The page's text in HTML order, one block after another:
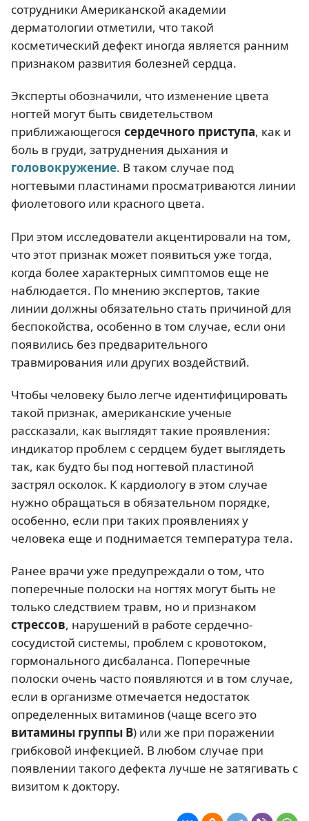
сотрудники Американской академии
дерматологии отметили, что такой
косметический дефект иногда является ранним
признаком развития болезней сердца.
Эксперты обозначили, что изменение цвета
ногтей могут быть свидетельством
приближающегося сердечного приступа, как и
боль в груди, затруднения дыхания и
головокружение. В таком случае под
ногтевыми пластинами просматриваются линии
фиолетового или красного цвета.
При этом исследователи акцентировали на том,
что этот признак может появиться уже тогда,
когда более характерных симптомов еще не
наблюдается. По мнению экспертов, такие
линии должны обязательно стать причиной для
беспокойства, особенно в том случае, если они
появились без предварительного
травмирования или других воздействий.
Чтобы человеку было легче идентифицировать
такой признак, американские ученые
рассказали, как выглядят такие проявления:
индикатор проблем с сердцем будет выглядеть
так, как будто бы под ногтевой пластиной
застрял осколок. К кардиологу в этом случае
нужно обращаться в обязательном порядке,
особенно, если при таких проявлениях у
человека еще и поднимается температура тела.
Ранее врачи уже предупреждали о том, что
поперечные полоски на ногтях могут быть не
только следствием травм, но и признаком
стрессов, нарушений в работе сердечно-
сосудистой системы, проблем с кровотоком,
гормонального дисбаланса. Поперечные
полоски очень часто появляются и в том случае,
если в организме отмечается недостаток
определенных витаминов (чаще всего это
витамины группы В) или же при поражении
грибковой инфекцией. В любом случае при
появлении такого дефекта лучше не затягивать с
визитом к доктору.